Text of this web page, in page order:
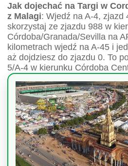
Jak dojechać na Targi w
z Malagi: Wjedź na A-4, zjazd
skorzystaj ze zjazdu 988 w
Córdoba/Granada/Sevilla na
kilometrach wjedź na A-45 i
aż dojdziesz do zjazdu 0. To
5/A-4 w kierunku Córdoba